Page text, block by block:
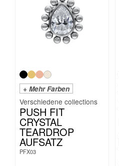
+ Mehr Farben
PUSH FIT
CRYSTAL
TEARDROP
AUFSATZ
PFX03